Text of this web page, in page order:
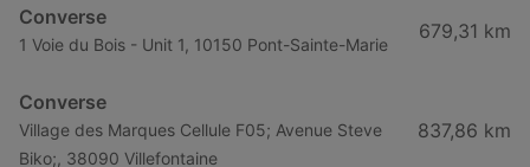
Converse
1 Voie du Bois - Unit 1, 10150 Pont-Sainte-Marie
679,31 km
Converse
Village des Marques Cellule F05; Avenue Steve
Biko;, 38090 Villefontaine
837,86 km